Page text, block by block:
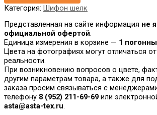
Категория: Шифон шелк
Представленная на сайте информация не
официальной офертой.
Единица измерения в корзине — 1
Цвета на фотографиях могут отличаться
реальности.
При возникновению вопросов о цвете,
другим параметрам товара, а также для
заказа просим связываться с
телефону 8 (952) 211-69-69 или
asta@asta-tex.ru.